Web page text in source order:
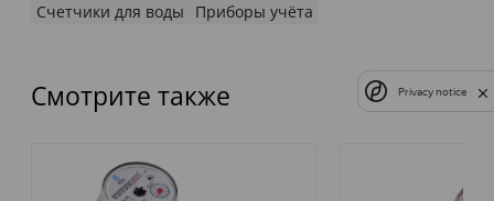
Счетчики для воды
Приборы учёта
Смотрите также Privacy notice